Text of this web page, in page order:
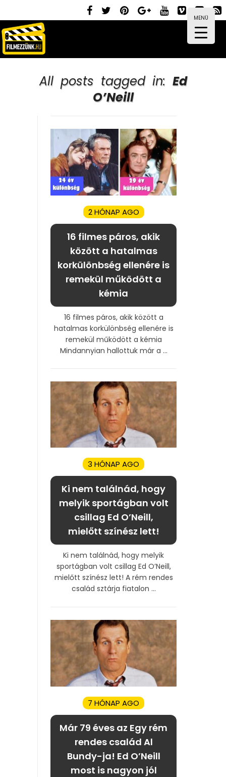
MENÜ
All posts tagged in: Ed
O’Neill
2 HÓNAP AGO
16 filmes páros, akik
között a hatalmas
korkülönbség ellenére is
remekül működött a
kémia
16 filmes páros, akik között a
hatalmas korkülönbség ellenére is
remekül működött a kémia
Mindannyian hallottuk már a ...
3 HÓNAP AGO
Ki nem találnád, hogy
melyik sportágban volt
csillag Ed O’Neill,
mielőtt színész lett!
Ki nem találnád, hogy melyik
sportágban volt csillag Ed O’Neill,
mielőtt színész lett! A rém rendes
család sztárja fiatalon ...
7 HÓNAP AGO
Már 79 éves az Egy rém
rendes család Al
Bundy-ja! Ed O’Neill
most is nagyon jól